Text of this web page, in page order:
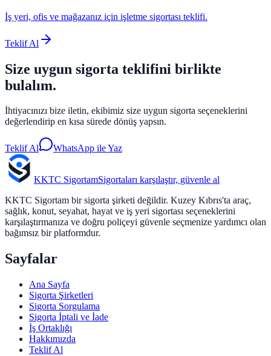
İş yeri, ofis ve mağazanız için işletme sigortası teklifi.
Teklif Al
Size uygun sigorta teklifini birlikte
bulalım.
İhtiyacınızı bize iletin, ekibimiz size uygun sigorta seçeneklerini
değerlendirip en kısa sürede dönüş yapsın.
Teklif Al WhatsApp ile Yaz
KKTC SigortamSigortaları karşılaştır, güvenle al
KKTC Sigortam bir sigorta şirketi değildir. Kuzey Kıbrıs'ta araç,
sağlık, konut, seyahat, hayat ve iş yeri sigortası seçeneklerini
karşılaştırmanıza ve doğru poliçeyi güvenle seçmenize yardımcı olan
bağımsız bir platformdur.
Sayfalar
Ana Sayfa
Sigorta Şirketleri
Sigorta Sorgulama
Sigorta İptali ve İade
İş Ortaklığı
Hakkımızda
Teklif Al